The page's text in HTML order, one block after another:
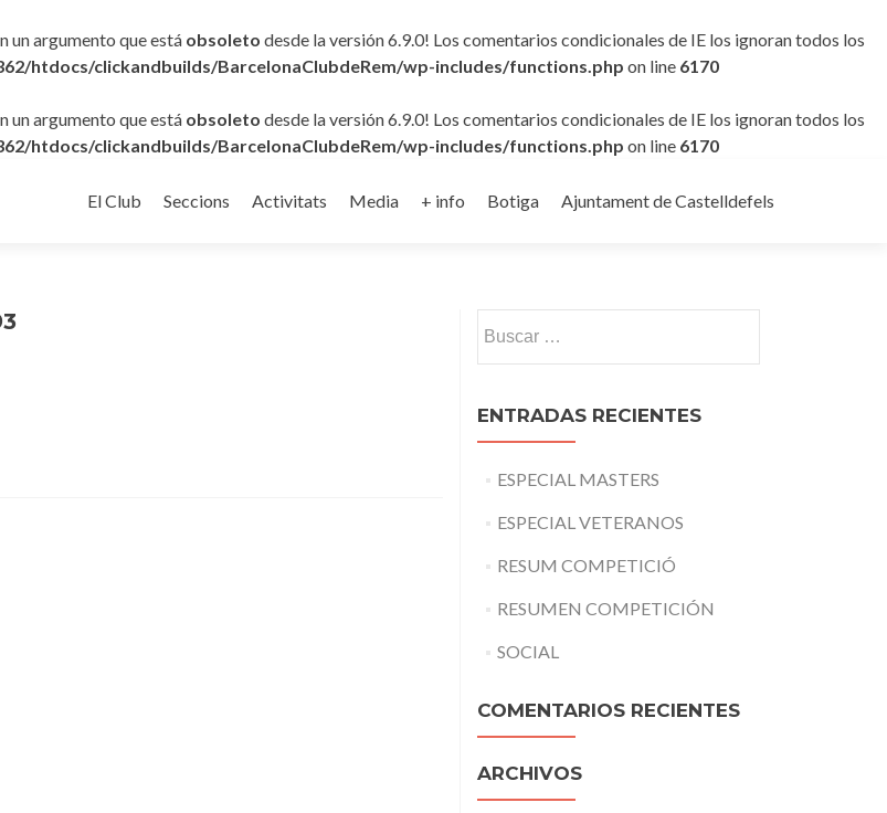
un argumento que está obsoleto desde la versión 6.9.0! Los comentarios condicionales de IE los ignoran todos los
htdocs/clickandbuilds/BarcelonaClubdeRem/wp-includes/functions.php on line 6170
un argumento que está obsoleto desde la versión 6.9.0! Los comentarios condicionales de IE los ignoran todos los
htdocs/clickandbuilds/BarcelonaClubdeRem/wp-includes/functions.php on line 6170
al
El Club Seccions Activitats Media + info Botiga Ajuntament de Castelldefels
ENTRADAS RECIENTES
ESPECIAL MASTERS
ESPECIAL VETERANOS
RESUM COMPETICIÓ
RESUMEN COMPETICIÓN
SOCIAL
COMENTARIOS RECIENTES
ARCHIVOS